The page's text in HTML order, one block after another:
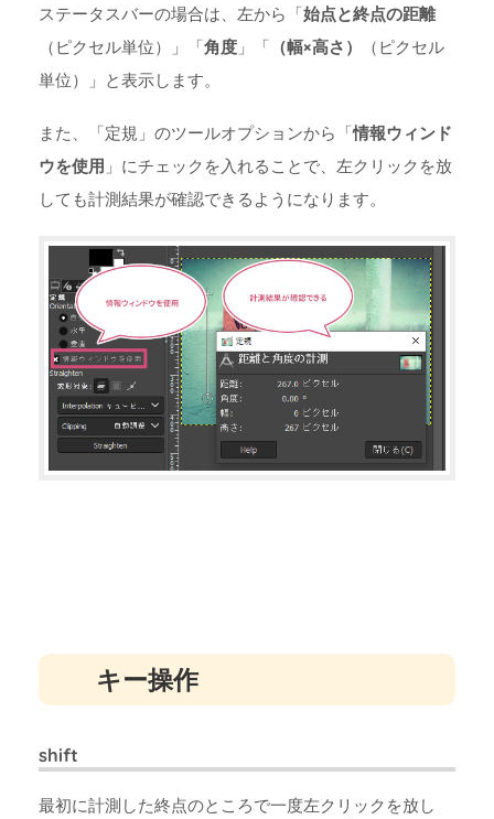
ステータスバーの場合は、左から「始点と終点の距離
（ピクセル単位）」「角度 」「 （幅×高さ）
（ピクセル
単位）」と表示します。
また、「定規」のツールオプションから「情報ウィンド
ウを使用 」にチェックを入れることで、左クリックを放
しても計測結果が確認できるようになります。
キー操作
shift
最初に計測した終点のところで一度左クリックを放し